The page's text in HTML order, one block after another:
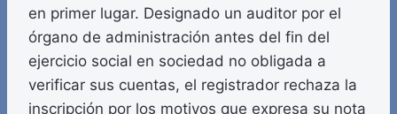
en primer lugar. Designado un auditor por el
órgano de administración antes del fin del
ejercicio social en sociedad no obligada a
verificar sus cuentas, el registrador rechaza la
inscripción por los motivos que expresa su nota